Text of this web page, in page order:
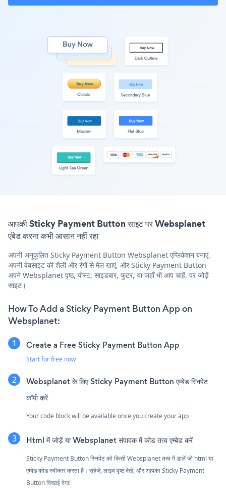
आपकी Sticky Payment Button साइट पर Websplanet
एंबेड करना कभी आसान नहीं रहा
अपनी अनुकूलित Sticky Payment Button Websplanet एप्लिकेशन बनाएं,
अपनी वेबसाइट की शैली और रंगों से मेल खाएं, और Sticky Payment Button
अपने Websplanet पृष्ठ, पोस्ट, साइडबार, फुटर, या जहाँ भी आप चाहें, पर जोड़ें
साइट।
How To Add a Sticky Payment Button App on
Websplanet:
Create a Free Sticky Payment Button App
Start for free now
Websplanet के लिए Sticky Payment Button एम्बेड स्निपेट
कॉपी करें
Your code block will be available once you create your app
Html में जोड़ें या Websplanet संपादक में कोड तत्व एम्बेड करें
Sticky Payment Button स्निपेट को किसी Websplanet तत्व में डालें जो html या
एम्बेड कोड स्वीकार करता है। सहेजें, लाइव पृष्ठ देखें, और आपका Sticky Payment
Button दिखाई देगा!